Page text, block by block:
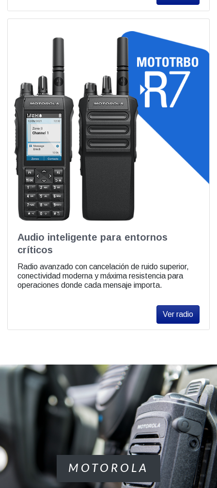
Audio inteligente para entornos
críticos
Radio avanzado con cancelación de ruido superior,
conectividad moderna y máxima resistencia para
operaciones donde cada mensaje importa.
Ver radio
MOTOROLA